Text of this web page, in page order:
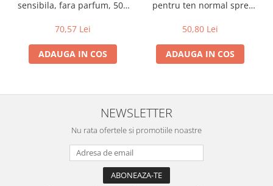
Sucuri din fructe si legume bio
Superalimente
sensibila, fara parfum, 500
70,57 Lei
ADAUGA IN COS
pentru ten normal spre
50,80 Lei
ADAUGA IN COS
NEWSLETTER
Nu rata ofertele si promotiile noastre